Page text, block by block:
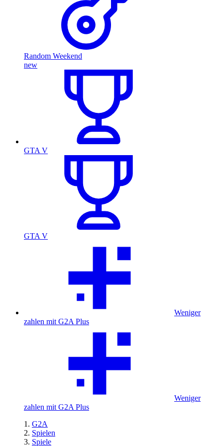
Random Weekend
new
GTA V
GTA V
Weniger
zahlen mit G2A Plus
Weniger
zahlen mit G2A Plus
G2A
Spielen
Spiele